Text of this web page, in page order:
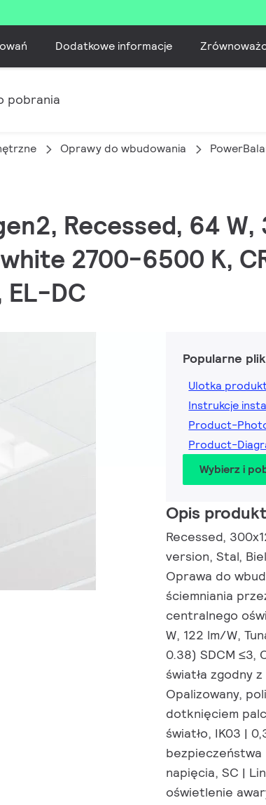
Dodatkowe informacje
pobrania
Oprawy do wbudowania
Recessed, 64 W,
2700-6500 K,
EL-DC
Popularne
Ulotka
Instrukcje
Product-
Product-
Wybierz i
Opis
Recessed,
version, Stal,
Oprawa do
ściemniania
centralnego
W, 122 lm/W,
0.38) SDCM ≤3,
światła zgodny
Opalizowany,
dotknięciem
światło, IK03 |
bezpieczeństwa
napięcia, SC |
oświetlenie